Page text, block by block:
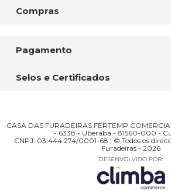
Compras
Pagamento
Selos e Certificados
CASA DAS FURADEIRAS FERTEMP
- 6338 - Uberaba - 81560-000 -
CNPJ: 03.444.274/0001-68 | © Todos os
Furadeiras - 2026